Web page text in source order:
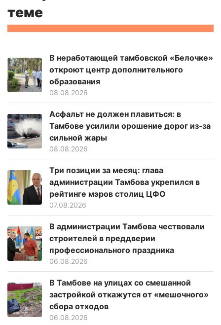
теме
В неработающей тамбовской «Белочке»
откроют центр дополнительного
образования
08.08.2026
Асфальт не должен плавиться: в
Тамбове усилили орошение дорог из‑за
сильной жары
08.08.2026
Три позиции за месяц: глава
администрации Тамбова укрепился в
рейтинге мэров столиц ЦФО
07.08.2026
В администрации Тамбова чествовали
строителей в преддверии
профессионального праздника
06.08.2026
В Тамбове на улицах со смешанной
застройкой откажутся от «мешочного»
сбора отходов
06.08.2026